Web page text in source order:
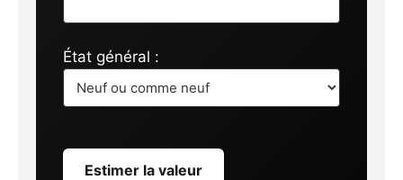
État général :
Estimer la valeur